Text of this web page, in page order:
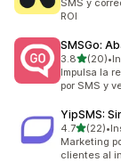
SMS y
ROI
SMSGo:
3.8de 5(20)
20 reseñas
•
Impulsa la
por SMS y
YipSMS:
4.7de 5(22)
22 reseñas
•
Marketing
clientes al